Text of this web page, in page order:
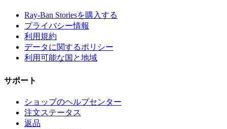
Ray-Ban Storiesを購入する
プライバシー情報
利用規約
データに関するポリシー
利用可能な国と地域
サポート
ショップのヘルプセンター
注文ステータス
返品